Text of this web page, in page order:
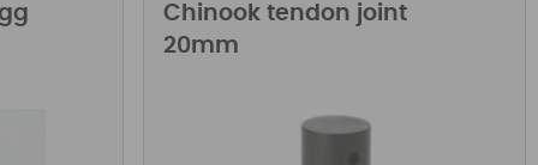
Chinook tendon joint
20mm